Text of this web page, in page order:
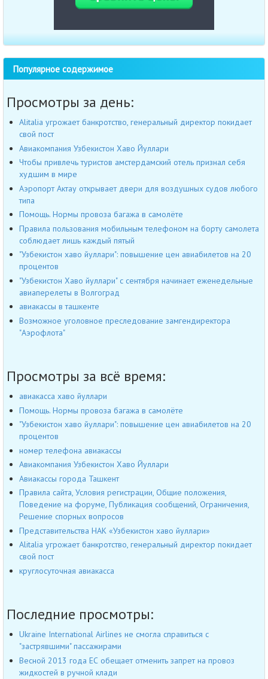
Популярное содержимое
Просмотры за день:
Alitalia угрожает банкротство, генеральный директор покидает
свой пост
Авиакомпания Узбекистон Хаво Йуллари
Чтобы привлечь туристов амстердамский отель признал себя
худшим в мире
Аэропорт Актау открывает двери для воздушных судов любого
типа
Помощь. Нормы провоза багажа в самолёте
Правила пользования мобильным телефоном на борту самолета
соблюдает лишь каждый пятый
"Узбекистон хаво йуллари": повышение цен авиабилетов на 20
процентов
"Узбекистон Хаво йуллари" с сентября начинает еженедельные
авиаперелеты в Волгоград
авиакассы в ташкенте
Возможное уголовное преследование замгендиректора
"Аэрофлота"
Просмотры за всё время:
авиакасса хаво йуллари
Помощь. Нормы провоза багажа в самолёте
"Узбекистон хаво йуллари": повышение цен авиабилетов на 20
процентов
номер телефона авиакассы
Авиакомпания Узбекистон Хаво Йуллари
Авиакассы города Ташкент
Правила сайта, Условия регистрации, Общие положения,
Поведение на форуме, Публикация сообщений, Ограничения,
Решение спорных вопросов
Представительства НАК «Узбекистон хаво йуллари»
Alitalia угрожает банкротство, генеральный директор покидает
свой пост
круглосуточная авиакасса
Последние просмотры:
Ukraine International Airlines не смогла справиться с
"застрявшими" пассажирами
Весной 2013 года ЕС обещает отменить запрет на провоз
жидкостей в ручной клади